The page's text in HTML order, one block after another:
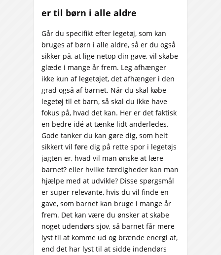
er til børn i alle aldre
Går du specifikt efter legetøj, som kan
bruges af børn i alle aldre, så er du også
sikker på, at lige netop din gave, vil skabe
glæde i mange år frem. Leg afhænger
ikke kun af legetøjet, det afhænger i den
grad også af barnet. Når du skal købe
legetøj til et barn, så skal du ikke have
fokus på, hvad det kan. Her er det faktisk
en bedre idé at tænke lidt anderledes.
Gode tanker du kan gøre dig, som helt
sikkert vil føre dig på rette spor i legetøjs
jagten er, hvad vil man ønske at lære
barnet? eller hvilke færdigheder kan man
hjælpe med at udvikle? Disse spørgsmål
er super relevante, hvis du vil finde en
gave, som barnet kan bruge i mange år
frem. Det kan være du ønsker at skabe
noget udendørs sjov, så barnet får mere
lyst til at komme ud og brænde energi af,
end det har lyst til at sidde indendørs